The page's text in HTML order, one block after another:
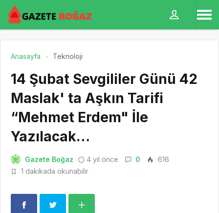
Anasayfa Teknoloji
14 Şubat Sevgililer Günü 42
Maslak' ta Aşkın Tarifi
“Mehmet Erdem" İle
Yazılacak…
Gazete Boğaz 4 yıl önce 0
616
1 dakikada okunabilir